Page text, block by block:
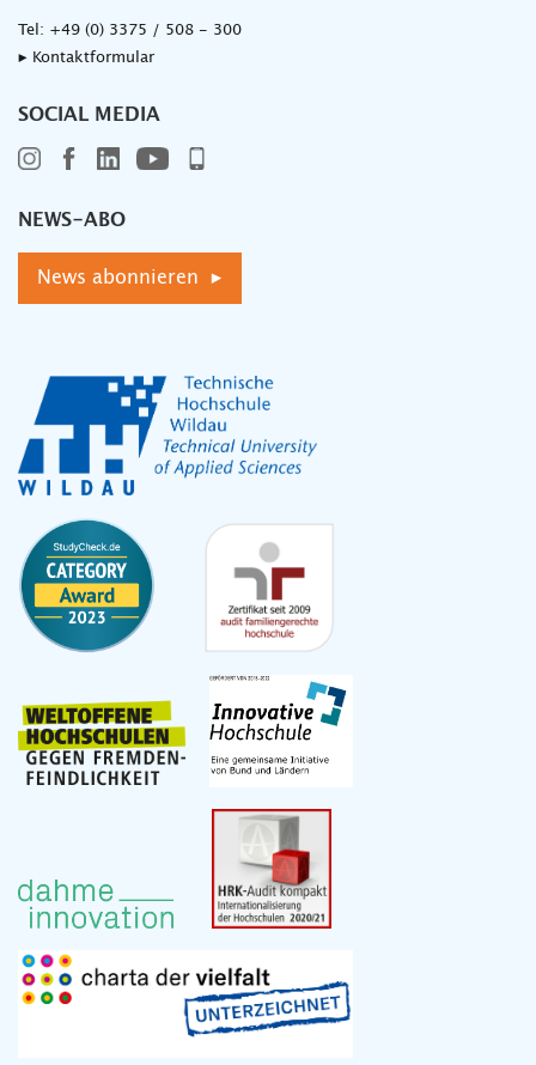
Tel: +49 (0) 3375 / 508 - 300
▸ Kontaktformular
SOCIAL MEDIA
NEWS-ABO
News abonnieren ▸